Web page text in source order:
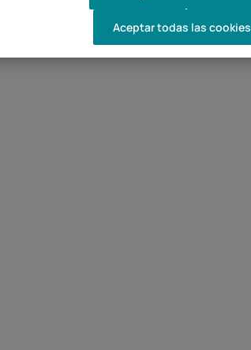
Aceptar todas las cookies